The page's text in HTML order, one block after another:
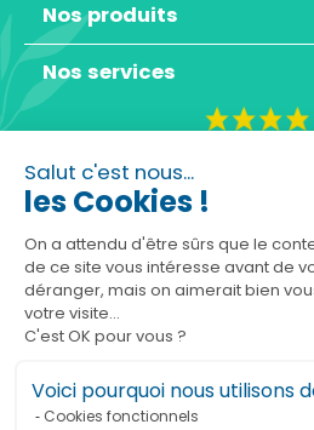
Salut c'est nous...
les Cookies !
On a attendu d'être sûrs que le
de ce site vous intéresse avant de
déranger, mais on aimerait bien
votre visite...
C'est OK pour vous ?
Voici pourquoi nous utilisons
Cookies fonctionnels
Nos produits
Nos services